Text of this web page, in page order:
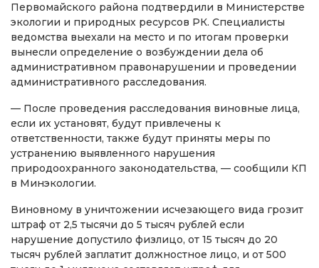
Первомайского района подтвердили в Министерстве
экологии и природных ресурсов РК. Специалисты
ведомства выехали на место и по итогам проверки
вынесли определение о возбуждении дела об
административном правонарушении и проведении
административного расследования.
— После проведения расследования виновные лица,
если их установят, будут привлечены к
ответственности, также будут приняты меры по
устранению выявленного нарушения
природоохранного законодательства, — сообщили КП
в Минэкологии.
Виновному в уничтожении исчезающего вида грозит
штраф от 2,5 тысячи до 5 тысяч рублей если
нарушение допустило физлицо, от 15 тысяч до 20
тысяч рублей заплатит должностное лицо, и от 500